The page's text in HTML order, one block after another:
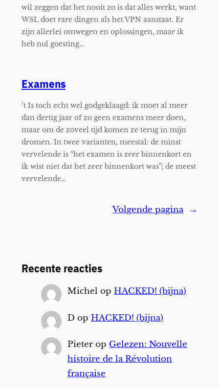
wil zeggen dat het nooit zo is dat alles werkt, want
WSL doet rare dingen als het VPN aanstaat. Er
zijn allerlei omwegen en oplossingen, maar ik
heb nul goesting…
Examens
’t Is toch echt wel godgeklaagd: ik moet al meer
dan dertig jaar of zo geen examens meer doen,
maar om de zoveel tijd komen ze terug in mijn
dromen. In twee varianten, meestal: de minst
vervelende is “het examen is zeer binnenkort en
ik wist niet dat het zeer binnenkort was”; de meest
vervelende…
Volgende pagina →
Recente reacties
Michel opHACKED! (bijna)
D opHACKED! (bijna)
Pieter op Gelezen: Nouvelle
histoire de la Révolution
française